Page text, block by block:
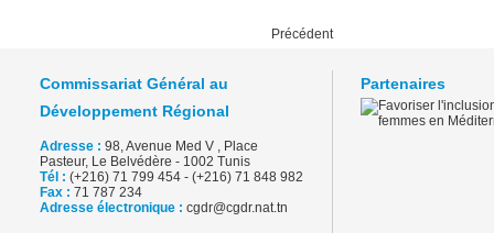
Précédent
Commissariat Général au
Développement Régional
Adresse : 98, Avenue Med V , Place
Pasteur, Le Belvédère - 1002 Tunis
Tél : (+216) 71 799 454 - (+216) 71 848 982
Fax : 71 787 234
Adresse électronique : cgdr@cgdr.nat.tn
Partenaires